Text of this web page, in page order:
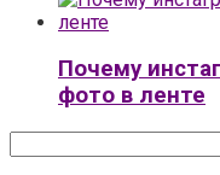
Почему
фото в ленте